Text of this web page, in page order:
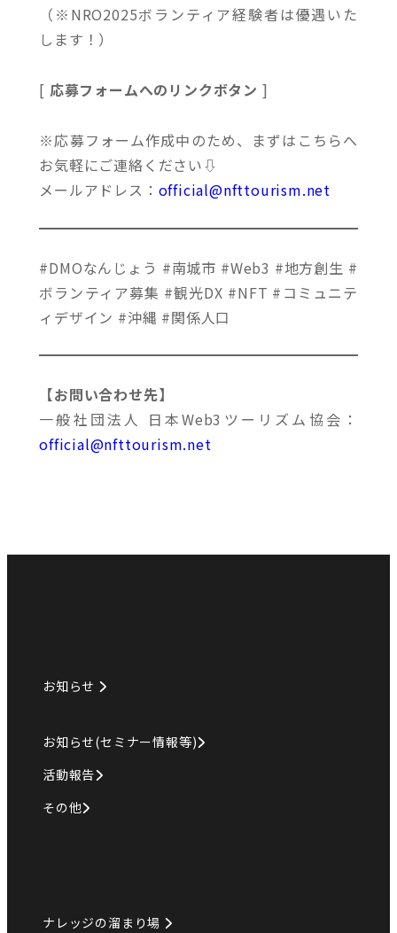
（※NRO2025ボランティア経験者は優遇いた
します！）
[ 応募フォームへのリンクボタン ]
※応募フォーム作成中のため、まずはこちらへ
お気軽にご連絡ください⇩
メールアドレス： official@nfttourism.net
#DMOなんじょう #南城市 #Web3 #地方創生 #
ボランティア募集 #観光DX #NFT #コミュニテ
ィデザイン #沖縄 #関係人口
【お問い合わせ先】
一般社団法人 日本Web3ツーリズム協会：
official@nfttourism.net
お知らせ
お知らせ(セミナー情報等)
活動報告
その他
ナレッジの溜まり場